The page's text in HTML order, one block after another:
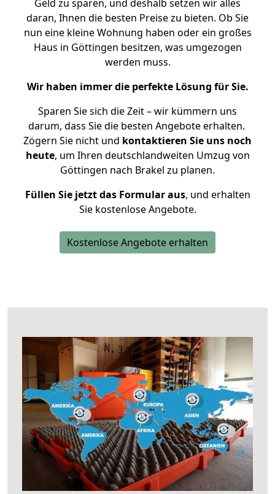
Geld zu sparen, und deshalb setzen wir alles
daran, Ihnen die besten Preise zu bieten. Ob Sie
nun eine kleine Wohnung haben oder ein großes
Haus in Göttingen besitzen, was umgezogen
werden muss.
Wir haben immer die perfekte Lösung für Sie.
Sparen Sie sich die Zeit – wir kümmern uns
darum, dass Sie die besten Angebote erhalten.
Zögern Sie nicht und kontaktieren Sie uns noch
heute, um Ihren deutschlandweiten Umzug von
Göttingen nach Brakel zu planen.
Füllen Sie jetzt das Formular aus, und erhalten
Sie kostenlose Angebote.
Kostenlose Angebote erhalten